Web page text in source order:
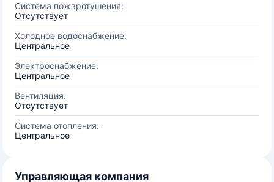
Система пожаротушения:
Отсутствует
Холодное водоснабжение:
Центральное
Электроснабжение:
Центральное
Вентиляция:
Отсутствует
Система отопления:
Центральное
Управляющая компания